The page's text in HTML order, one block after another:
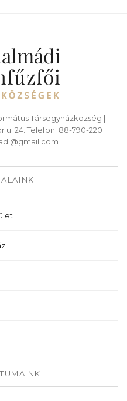
Társegyházközség |
u. 24. Telefon: 88-790-220 |